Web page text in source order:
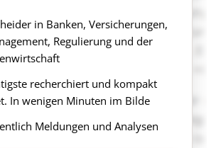
in Banken, Versicherungen,
Regulierung und der
recherchiert und kompakt
In wenigen Minuten im Bilde
Meldungen und Analysen